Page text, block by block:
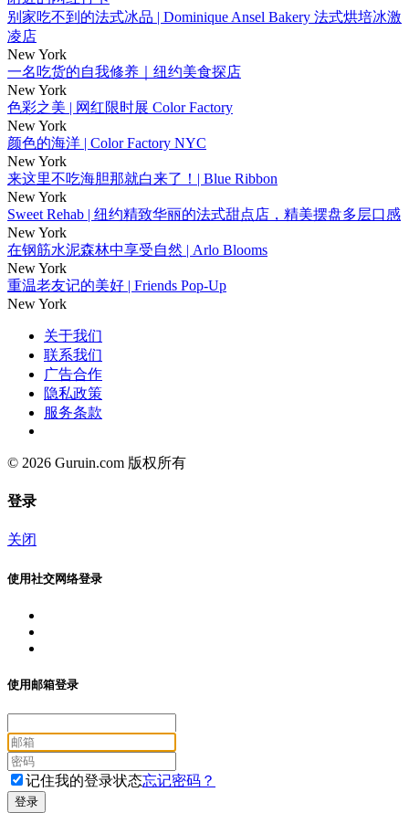
别家吃不到的法式冰品 | Dominique Ansel Bakery 法式烘培冰激
凌店
New York
一名吃货的自我修养｜纽约美食探店
New York
色彩之美 | 网红限时展 Color Factory
New York
颜色的海洋 | Color Factory NYC
New York
来这里不吃海胆那就白来了！| Blue Ribbon
New York
Sweet Rehab | 纽约精致华丽的法式甜点店，精美摆盘多层口感
New York
在钢筋水泥森林中享受自然 | Arlo Blooms
New York
重温老友记的美好 | Friends Pop-Up
New York
关于我们
联系我们
广告合作
隐私政策
服务条款
© 2026 Guruin.com 版权所有
登录
关闭
使用社交网络登录
使用邮箱登录
记住我的登录状态忘记密码？